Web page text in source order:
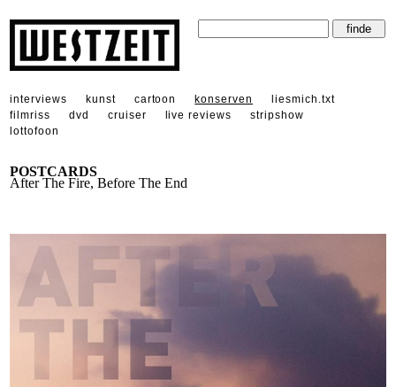
interviews kunst cartoon konserven
liesmich.txt
filmriss
dvd cruiser live reviews
stripshow
lottofoon
POSTCARDS
After The Fire, Before The End